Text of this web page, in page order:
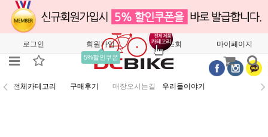
로그인 회원가입
5%할인쿠폰
주문조회 마이페이지
전체카테고리 구매후기 매장오시는길 우리들이야기